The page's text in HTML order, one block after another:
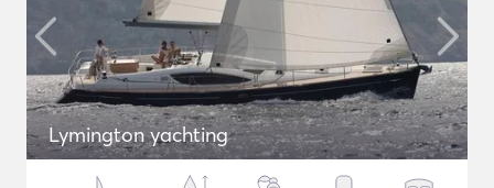
Lymington yachting